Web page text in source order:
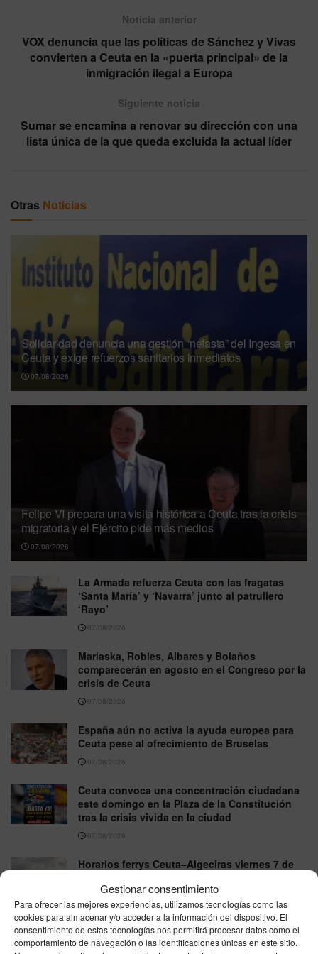
Gestionar consentimiento
Para ofrecer las mejores experiencias, utilizamos tecnologías como las
cookies para almacenar y/o acceder a la información del dispositivo. El
consentimiento de estas tecnologías nos permitirá procesar datos como el
comportamiento de navegación o las identificaciones únicas en este sitio.
Noticia anterior
VOX denuncia que las políticas de Sánchez y Vivas
convierten a Ceuta en la «puerta principal» de la
inmigración ilegal a Europa
Siguiente noticia
Sumar se encamina a renovar su dirección con una
lista única de la que queda excluida la actual líder
Otras Noticias
Solidaridad denuncia una gestión “nefasta” del Ingesa en
Ceuta y exige refuerzos sanitarios inmediatos
07/08/2026
Felipe VI prepara una visita histórica a Ceuta tras la crisis
migratoria y el Ejército pide más medios
07/08/2026
La Armada refuerza Ceuta con las fragatas
‘Santa María’ y ‘Navarra’ junto al patrullero
‘Rayo’
07/08/2026
Marlaska, Robles, Albares y Bolaños
comparecerán en agosto en el Congreso por la
crisis de Ceuta
07/08/2026
España aún no activa la ayuda europea para
Ceuta pese al ofrecimiento de Bruselas
07/08/2026
Ceuta convoca una concentración ciudadana
este domingo en la Plaza de la Constitución
tras la crisis vivida en la ciudad
07/08/2026
Horarios ferrys Ceuta–Algeciras viernes 7 de
Armas
07/08/2026
El tiempo en Ceuta este viernes 7 de agosto:
AEMET marca cielo poco nuboso, máximas de